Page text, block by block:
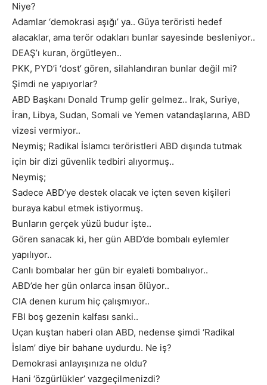
Niye?
Adamlar ‘demokrasi aşığı’ ya.. Güya teröristi hedef
alacaklar, ama terör odakları bunlar sayesinde besleniyor..
DEAŞ’ı kuran, örgütleyen..
PKK, PYD’i ‘dost’ gören, silahlandıran bunlar değil mi?
Şimdi ne yapıyorlar?
ABD Başkanı Donald Trump gelir gelmez.. Irak, Suriye,
İran, Libya, Sudan, Somali ve Yemen vatandaşlarına, ABD
vizesi vermiyor..
Neymiş; Radikal İslamcı teröristleri ABD dışında tutmak
için bir dizi güvenlik tedbiri alıyormuş..
Neymiş;
Sadece ABD’ye destek olacak ve içten seven kişileri
buraya kabul etmek istiyormuş.
Bunların gerçek yüzü budur işte..
Gören sanacak ki, her gün ABD’de bombalı eylemler
yapılıyor..
Canlı bombalar her gün bir eyaleti bombalıyor..
ABD’de her gün onlarca insan ölüyor..
CIA denen kurum hiç çalışmıyor..
FBI boş gezenin kalfası sanki..
Uçan kuştan haberi olan ABD, nedense şimdi ‘Radikal
İslam’ diye bir bahane uydurdu. Ne iş?
Demokrasi anlayışınıza ne oldu?
Hani ‘özgürlükler’ vazgeçilmenizdi?